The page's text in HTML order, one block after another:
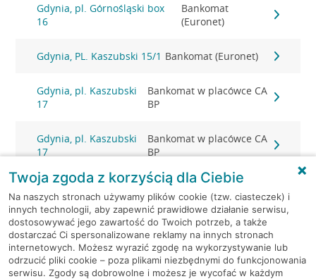
Gdynia, pl. Górnośląski box
16
Bankomat
(Euronet)
Gdynia, PL. Kaszubski 15/1 Bankomat (Euronet)
Gdynia, pl. Kaszubski
17
Bankomat w placówce CA
BP
Gdynia, pl. Kaszubski
17
Bankomat w placówce CA
BP
Gdynia, pl. Konstytucji 1 Bankomat (Euronet)
Gdynia, Śląska 47 Bankomat (Planet Cash)
Gdynia, Śląska 47 Bankomat (Planet Cash)
Twoja zgoda z korzyścią dla Ciebie
Na naszych stronach używamy plików cookie (tzw. ciasteczek) i
innych technologii, aby zapewnić prawidłowe działanie serwisu,
dostosowywać jego zawartość do Twoich potrzeb, a także
dostarczać Ci spersonalizowane reklamy na innych stronach
internetowych. Możesz wyrazić zgodę na wykorzystywanie lub
odrzucić pliki cookie – poza plikami niezbędnymi do funkcjonowania
serwisu. Zgody są dobrowolne i możesz je wycofać w każdym